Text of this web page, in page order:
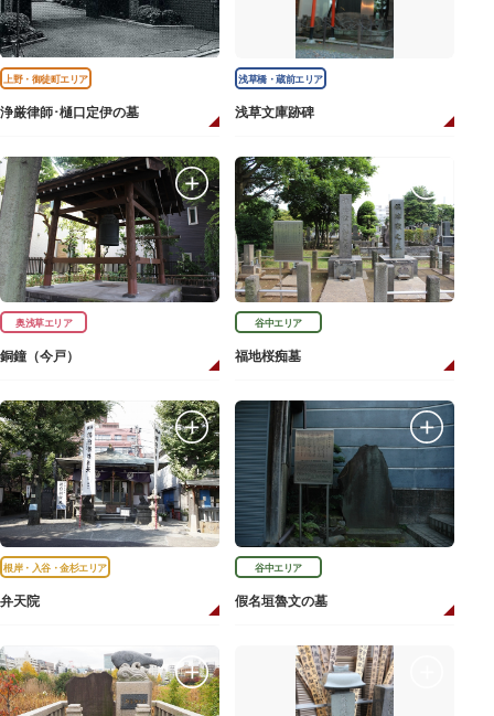
上野・御徒町エリア
浄厳律師･樋口定伊の墓
浅草橋・蔵前エリア
浅草文庫跡碑
奥浅草エリア
銅鐘（今戸）
谷中エリア
福地桜痴墓
根岸・入谷・金杉エリア
弁天院
谷中エリア
假名垣魯文の墓